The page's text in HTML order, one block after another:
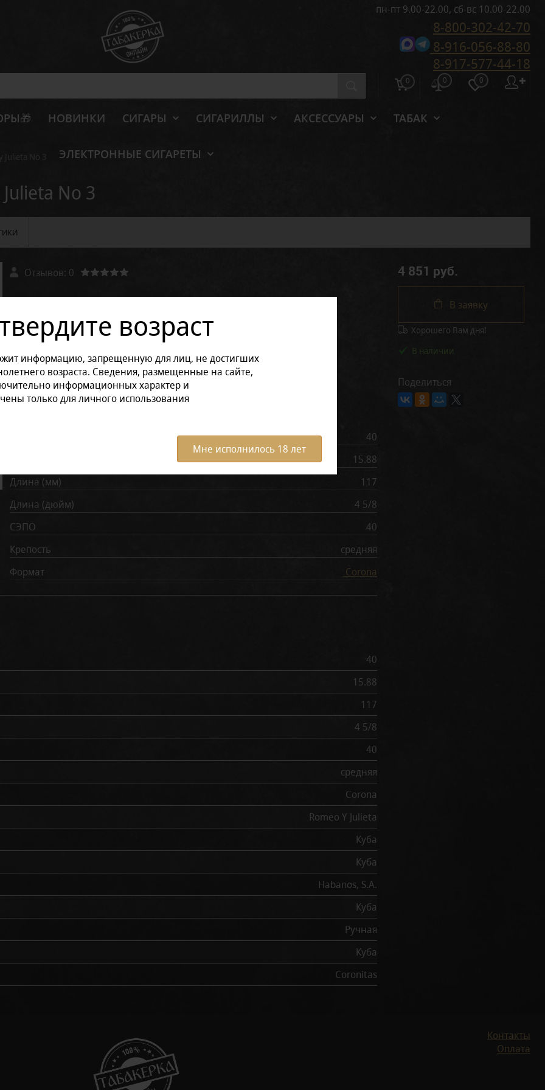
пн-пт 9.00-22.00, сб-вс 10.00-22.00
8-800-302-42-70
8-916-056-88-80
8-917-577-44-18
0 0 0 ✚
НОВИНКИ СИГАРЫ СИГАРИЛЛЫ АКСЕССУАРЫ ТАБАК
ЭЛЕКТРОННЫЕ СИГАРЕТЫ
No 3
возраст
информацию, запрещенную для лиц, не достигших
возраста. Сведения, размещенные на сайте,
информационных характер и
только для личного использования
Мне исполнилось 18 лет
Отзывов: 0
Другие варианты товара:
Размер продукции:
В коробке (3 штук) Поштучно
Характеристики:
40
15.88
Длина (мм)
117
Длина (дюйм)
4 5/8
СЭПО
40
Крепость
средняя
Формат
Corona
40
15.88
117
4 5/8
40
средняя
Corona
Romeo Y Julieta
Куба
Куба
Habanos, S.A.
Куба
Ручная
Куба
Coronitas
4 851 руб.
В заявку
Хорошего Вам дня!
В наличии
Поделиться
Контакты
Оплата